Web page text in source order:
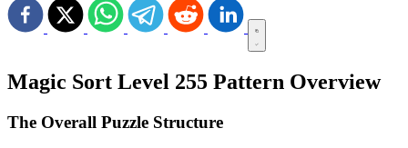
Magic Sort Level 255 Pattern Overview
The Overall Puzzle Structure